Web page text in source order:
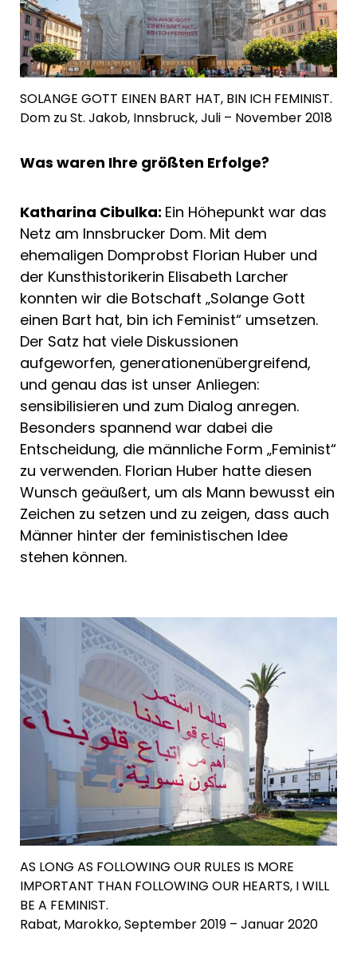
SOLANGE GOTT EINEN BART HAT, BIN ICH FEMINIST.
Dom zu St. Jakob, Innsbruck, Juli – November 2018
Was waren Ihre größten Erfolge?
Katharina Cibulka: Ein Höhepunkt war das
Netz am Innsbrucker Dom. Mit dem
ehemaligen Domprobst Florian Huber und
der Kunsthistorikerin Elisabeth Larcher
konnten wir die Botschaft „Solange Gott
einen Bart hat, bin ich Feminist“ umsetzen.
Der Satz hat viele Diskussionen
aufgeworfen, generationenübergreifend,
und genau das ist unser Anliegen:
sensibilisieren und zum Dialog anregen.
Besonders spannend war dabei die
Entscheidung, die männliche Form „Feminist“
zu verwenden. Florian Huber hatte diesen
Wunsch geäußert, um als Mann bewusst ein
Zeichen zu setzen und zu zeigen, dass auch
Männer hinter der feministischen Idee
stehen können.
AS LONG AS FOLLOWING OUR RULES IS MORE
IMPORTANT THAN FOLLOWING OUR HEARTS, I WILL
BE A FEMINIST.
Rabat, Marokko, September 2019 – Januar 2020